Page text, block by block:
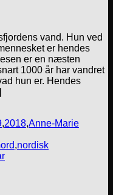
vand. Hun ved
er hendes
er en næsten
1000 år har vandret
hun er. Hendes
,2018,Anne-Marie
,nordisk